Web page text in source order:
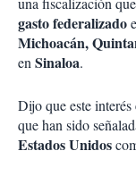
gasto federalizado
Michoacán,
enSinaloa.
Dijo que este
que han sido
Estados Unidos